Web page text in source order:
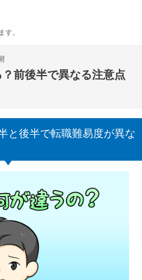
。
前後半で異なる注意点
と後半で転職難易度が異な